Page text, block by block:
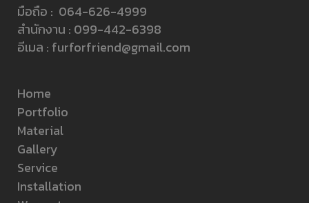
มือถือ : 064-626-4999
สำนักงาน : 099-442-6398
อีเมล : furforfriend@gmail.com
Home
Portfolio
Material
Gallery
Service
Installation